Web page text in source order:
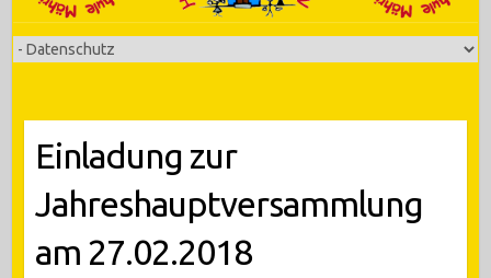
Einladung zur
Jahreshauptversammlung
am 27.02.2018